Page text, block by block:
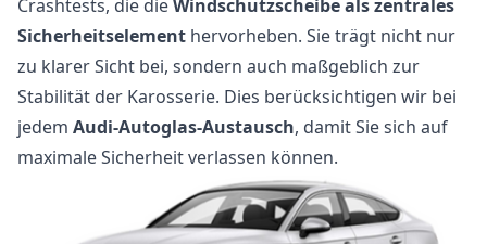
Crashtests, die dieWindschutzscheibe als zentrales
Sicherheitselement hervorheben. Sie trägt nicht nur
zu klarer Sicht bei, sondern auch maßgeblich zur
Stabilität der Karosserie. Dies berücksichtigen wir bei
jedem Audi-Autoglas-Austausch, damit Sie sich auf
maximale Sicherheit verlassen können.